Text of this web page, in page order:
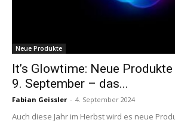
Neue Produkte
It’s Glowtime: Neue
9. September – das...
Fabian Geissler - 4. September 2024
Auch diese Jahr im Herbst wird es neue